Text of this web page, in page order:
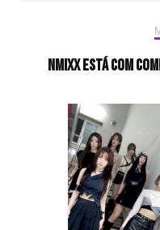
NMIXX está com